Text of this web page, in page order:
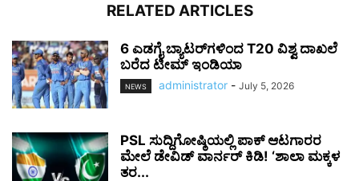
RELATED ARTICLES
6 ಎಡಗೈ ಬ್ಯಾಟರ್‌ಗಳಿಂದ T20 ವಿಶ್ವ ದಾಖಲೆ
ಬರೆದ ಟೀಮ್ ಇಂಡಿಯಾ
NEWS administrator - July 5, 2026
PSL ಸುದ್ದಿಗೋಷ್ಠಿಯಲ್ಲಿ ಪಾಕ್ ಆಟಗಾರರ
ಮೇಲೆ ಡೇವಿಡ್ ವಾರ್ನರ್ ಕಿಡಿ! ‘ಶಾಲಾ ಮಕ್ಕಳ
ತರ...